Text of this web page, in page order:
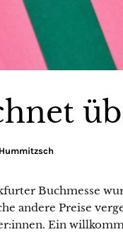
Buchmesse
andere Preise
Ein